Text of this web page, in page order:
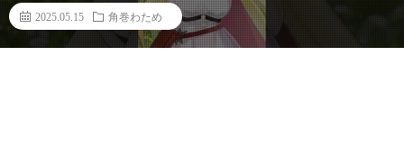
2025.05.15 角巻わため